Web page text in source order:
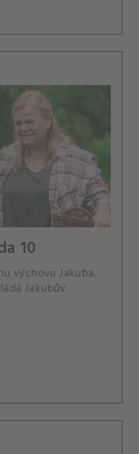
10
výchovu Jakuba.
Jakubův